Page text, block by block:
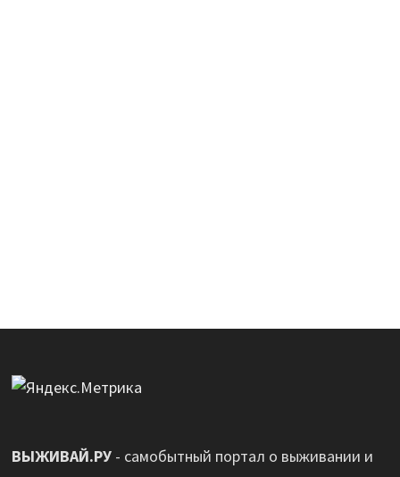
ВЫЖИВАЙ.РУ- самобытный портал о выживании и